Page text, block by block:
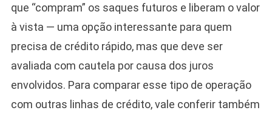
que “compram” os saques futuros e liberam o valor
à vista — uma opção interessante para quem
precisa de crédito rápido, mas que deve ser
avaliada com cautela por causa dos juros
envolvidos. Para comparar esse tipo de operação
com outras linhas de crédito, vale conferir também